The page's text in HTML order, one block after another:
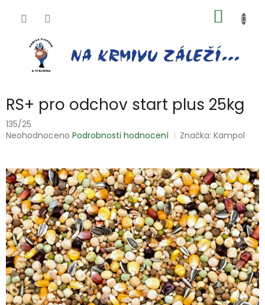
KOŠÍK
RS+ pro odchov start plus 25kg
135/25
Průměrné
je
0,0
z
5
hvězdiček.
Neohodnoceno Podrobnosti hodnocení Značka:Kampol